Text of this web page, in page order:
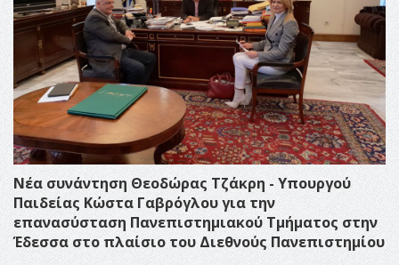
Νέα συνάντηση Θεοδώρας Τζάκρη - Υπουργού
Παιδείας Κώστα Γαβρόγλου για την
επανασύσταση Πανεπιστημιακού Τμήματος στην
Έδεσσα στο πλαίσιο του Διεθνούς Πανεπιστημίου